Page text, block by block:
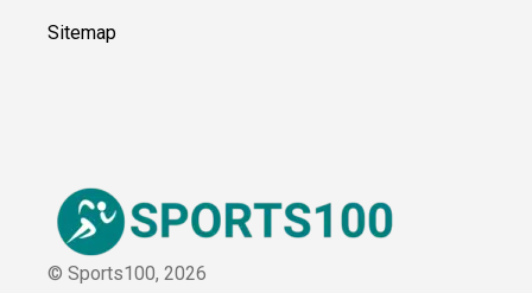
Sitemap
© Sports100, 2026